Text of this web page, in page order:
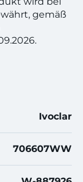
gemäß
Ivoclar
706607WW